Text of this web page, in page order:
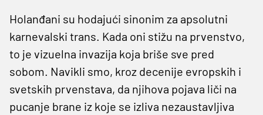
Holanđani su hodajući sinonim za apsolutni
karnevalski trans. Kada oni stižu na prvenstvo,
to je vizuelna invazija koja briše sve pred
sobom. Navikli smo, kroz decenije evropskih i
svetskih prvenstava, da njihova pojava liči na
pucanje brane iz koje se izliva nezaustavljiva